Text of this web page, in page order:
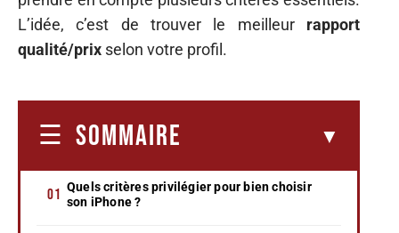
L’idée, c’est de trouver le meilleur rapport
qualité/prix selon votre profil.
SOMMAIRE
Quels critères privilégier pour bien choisir
son iPhone ?